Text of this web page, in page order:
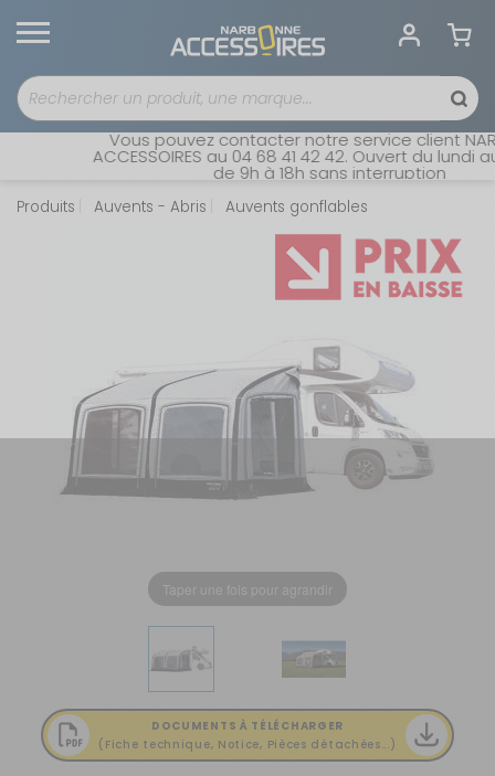
Vous pouvez contacter notre service client
ACCESSOIRES au 04 68 41 42 42. Ouvert du lundi
de 9h à 18h sans interruption
Produits Auvents - Abris Auvents gonflables
Taper une fois pour agrandir
DOCUMENTS À TÉLÉCHARGER
(Fiche technique, Notice, Pièces détachées...)